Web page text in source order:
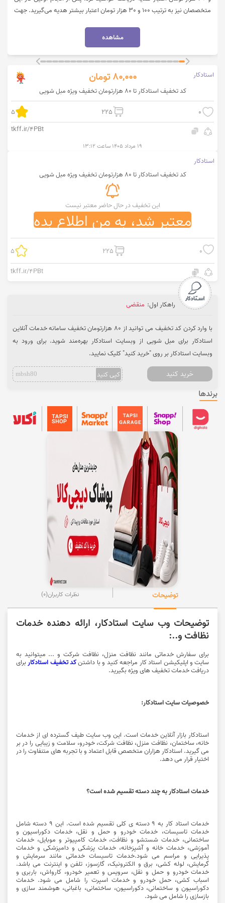
متخصصان نیز به ترتیب 100 و 30 هزار تومان اعتبار بیشتر هدیه می‌گیرید. جهت
مشاهده
استادکار 80,000 تومان
کد تخفیف استادکار تا 80 هزارتومان تخفیف ویژه مبل شویی
0
225
5
tkff.ir/4PBt
۱۹ مرداد ۱۴۰۵ ساعت ۱۳:۱۲
استادکار
کد تخفیف استادکار تا 80 هزارتومان تخفیف ویژه مبل شویی
این تخفیف در حال حاضر معتبر نیست
معتبر شد، به من اطلاع بده
0
225
5
tkff.ir/4PBt
راهکار اول: منقضی
با وارد کردن کد تخفیف می‌ توانید از 80 هزارتومان تخفیف سامانه خدمات آنلاین
استادکار برای مبل شویی از وبسایت استادکار بهره‌مند شوید. برای ورود به
وبسایت استادکار بر روی "خرید کنید" کلیک نمایید.
خرید کنید کپی کنید mbsh80
برندها
توضیحات نظرات کاربران(0)
توضیحات وب سایت استادکار، ارائه دهنده خدمات
نظافت و..:
برای سفارش خدماتی مانند نظافت منزل، نظافت شرکت و ... میتوانید به
سایت و اپلیکیشن استاد کار مراجعه کنید و با داشتنکد تخفیف استادکار برای
دریافت خدمات تخفیف های ویژه بگیرید.
خصوصیات سایت استادکار:
استادکار بازار آنلاین خدمات است. این وب سایت طیف گسترده ای از خدمات
خانه، ساختمان، نظافت منزل، نظافت شرکت، خودرو، سلامت و زیبایی را در بر
می گیرید. استادکار هزاران متخصص قابل اعتماد و با تجربه های متنفاوت را در
اختیار قرار می دهد.
خدمات استادکار به چند دسته تقسیم شده است؟
خدمات استاد کار به 9 دسته ی کلی تقسیم شده است. این 9 دسته شامل
خدمات تاسیسات، خدمات خودرو و حمل و نقل، خدمات دکوراسیون و
ساختمانی، خدمات شستشو و نظافت، خدمات کامپیوتر و موبایل، خدمات
آموزشی، خدمات خانه و آشپزخانه، خدمات پزشکی و دامپزشکی و خدمات
پذیرایی و مراسم می شود.خدمات تاسیسات خدماتی مانند سرمایش و
گرمایش، لوله کشی، برق و الکترونیک، گازسوز، تلفن و اینترنت می باشد.
خدمات خودرو و حمل و نقل، سرویس و تعمیر خودرو، کارواش، باربری و
اسباب کشی، حمل خودرو و خدمات اسپرت را شامل می شود. خدمات
دکوراسیون و ساختمانی، دکوراسیون، ساختمانی، باغبانی، هوشمند سازی و
بازسازی را شامل می شود.